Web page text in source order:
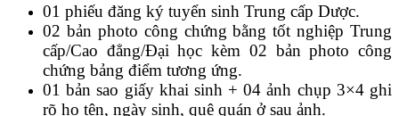
01 phiếu đăng ký tuyển sinh Trung cấp Dược.
02 bản photo công chứng bằng tốt nghiệp Trung
cấp/Cao đẳng/Đại học kèm 02 bản photo công
chứng bảng điểm tương ứng.
01 bản sao giấy khai sinh + 04 ảnh chụp 3×4 ghi
rõ họ tên, ngày sinh, quê quán ở sau ảnh.